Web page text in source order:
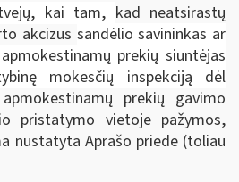
kai tam, kad neatsirastų
akcizus sandėlio savininkas ar
prekių siuntėjas
mokesčių inspekciją dėl
prekių gavimo
pristatymo vietoje pažymos,
nustatyta Aprašo priede (toliau